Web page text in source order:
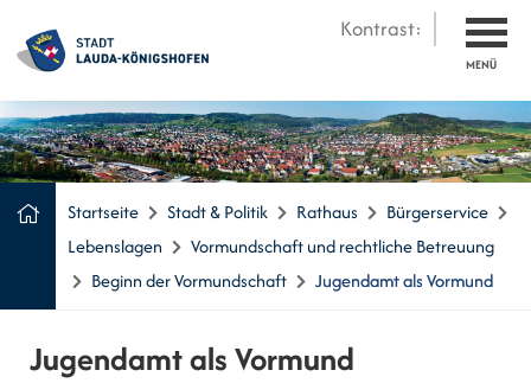
Kontrast:
MENÜ
Startseite Stadt & Politik Rathaus
Bürgerservice
Lebenslagen
Vormundschaft und rechtliche Betreuung
Beginn der Vormundschaft
Jugendamt als Vormund
Jugendamt als Vormund